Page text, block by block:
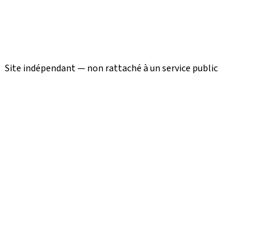
Site indépendant — non rattaché à un service public